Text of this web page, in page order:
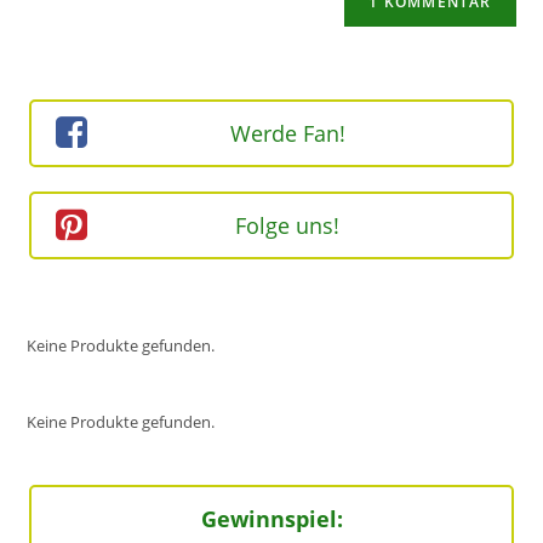
Werde Fan!
Folge uns!
Keine Produkte gefunden.
Keine Produkte gefunden.
Gewinnspiel: